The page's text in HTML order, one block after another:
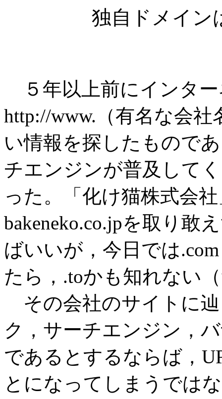
独自ドメイン
５年以上前にインタ
http://www.（有名な会
い情報を探したもので
チエンジンが普及して
った。「化け猫株式会
bakeneko.co.jpを取り敢
ばいいが，今日では
たら，.toかも知れない
その会社のサイトに
ク，サーチエンジン，
であるとするならば，
とになってしまうでは